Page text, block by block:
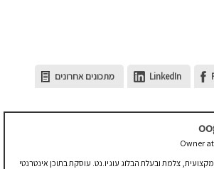
LinkedIn
מתכונים אחרונים
Owner at
מקצועית, צלמת ובעלת הבלוג עוגיו.נט. עוסקת בתוכן אינטרנטי